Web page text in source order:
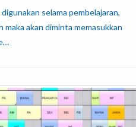
selama pembelajaran,
akan diminta memasukkan